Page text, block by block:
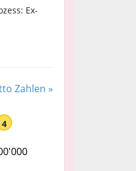
Ex-
Zahlen »
4